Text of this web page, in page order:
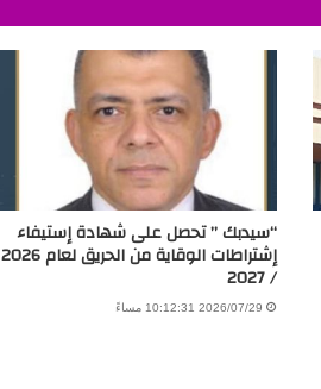
“سيدبك ” تحصل على شهادة إستيفاء
إشتراطات الوقاية من الحريق لعام 2026
/ 2027
2026/07/29 10:12:31 مساءً